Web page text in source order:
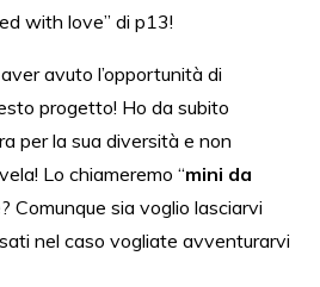
with love” di p13!
avuto l’opportunità di
progetto! Ho da subito
per la sua diversità e non
Lo chiameremo “mini da
Comunque sia voglio lasciarvi
nel caso vogliate avventurarvi